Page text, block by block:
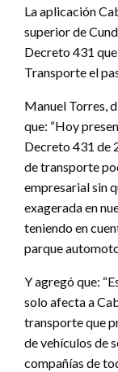
La aplicación
superior de
Decreto 431
Transporte el
Manuel Torres,
que: “Hoy
Decreto 431 de
de transporte
empresarial sin
exagerada en
teniendo en
parque
Y agregó que:
solo afecta a
transporte que
de vehículos de
compañías de